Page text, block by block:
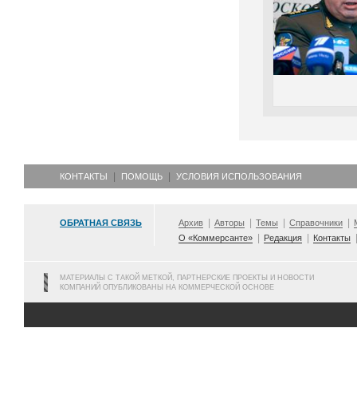
КОНТАКТЫ ПОМОЩЬ УСЛОВИЯ ИСПОЛЬЗОВАНИЯ
ОБРАТНАЯ СВЯЗЬ Архив Авторы Темы Справочники
О «Коммерсанте»
Редакция Контакты
МАТЕРИАЛЫ С ТАКОЙ МЕТКОЙ, ПАРТНЕРСКИЕ ПРОЕКТЫ И НОВОСТИ
КОМПАНИЙ ОПУБЛИКОВАНЫ НА КОММЕРЧЕСКОЙ ОСНОВЕ